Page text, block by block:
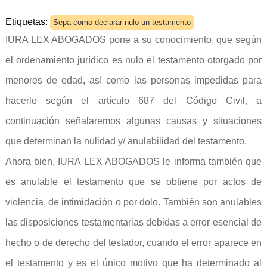
Etiquetas: Sepa como declarar nulo un testamento
IURA LEX ABOGADOS pone a su conocimiento, que según
el ordenamiento jurídico es nulo el testamento otorgado por
menores de edad, así como las personas impedidas para
hacerlo según el artículo 687 del Código Civil, a
continuación señalaremos algunas causas y situaciones
que determinan la nulidad y/ anulabilidad del testamento.
Ahora bien, IURA LEX ABOGADOS le informa también que
es anulable el testamento que se obtiene por actos de
violencia, de intimidación o por dolo. También son anulables
las disposiciones testamentarias debidas a error esencial de
hecho o de derecho del testador, cuando el error aparece en
el testamento y es el único motivo que ha determinado al